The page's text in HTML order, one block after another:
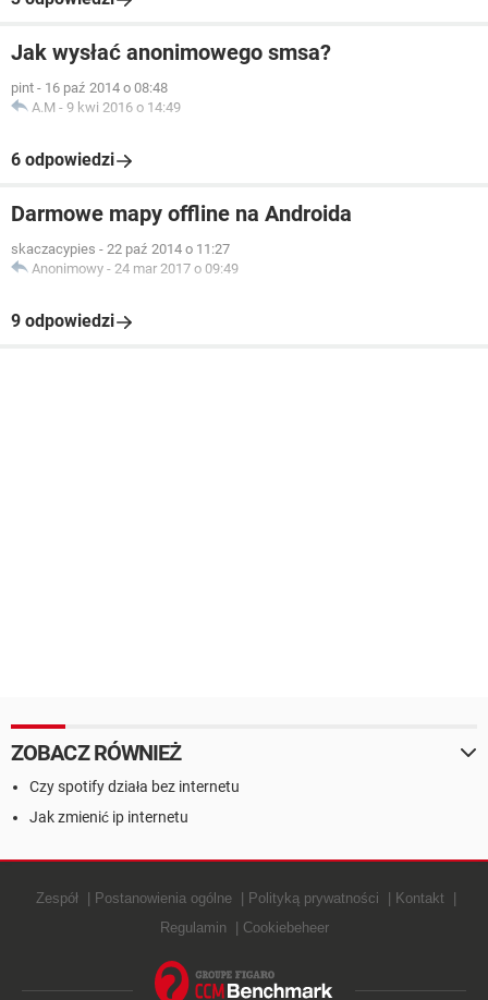
Jak wysłać anonimowego smsa?
pint - 16 paź 2014 o 08:48
A.M - 9 kwi 2016 o 14:49
6 odpowiedzi
Darmowe mapy offline na Androida
skaczacypies - 22 paź 2014 o 11:27
Anonimowy - 24 mar 2017 o 09:49
9 odpowiedzi
ZOBACZ RÓWNIEŻ
Czy spotify działa bez internetu
Jak zmienić ip internetu
Zespół Postanowienia ogólne Polityką prywatności
Kontakt
Regulamin
Cookiebeheer